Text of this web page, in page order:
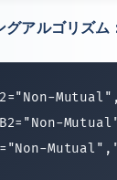
アルゴリズム